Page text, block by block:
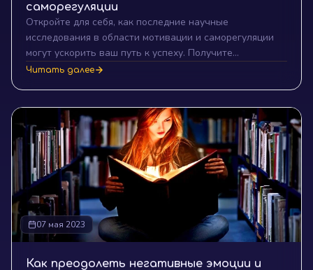
саморегуляции
Откройте для себя, как последние научные
исследования в области мотивации и саморегуляции
могут ускорить ваш путь к успеху. Получите
практические советы, основанные на данных, для
Читать далее
07 мая 2023
Как преодолеть негативные эмоции и